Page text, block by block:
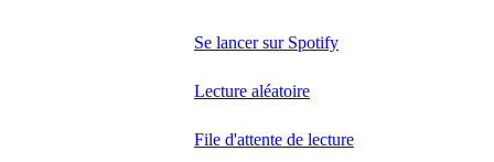
Se lancer sur Spotify
Lecture aléatoire
File d'attente de lecture